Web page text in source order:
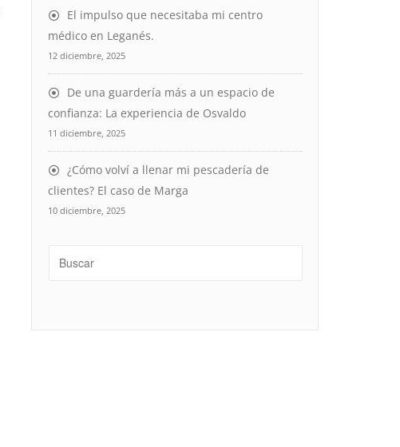
El impulso que necesitaba mi centro
médico en Leganés.
12 diciembre, 2025
De una guardería más a un espacio de
confianza: La experiencia de Osvaldo
11 diciembre, 2025
¿Cómo volví a llenar mi pescadería de
clientes? El caso de Marga
10 diciembre, 2025